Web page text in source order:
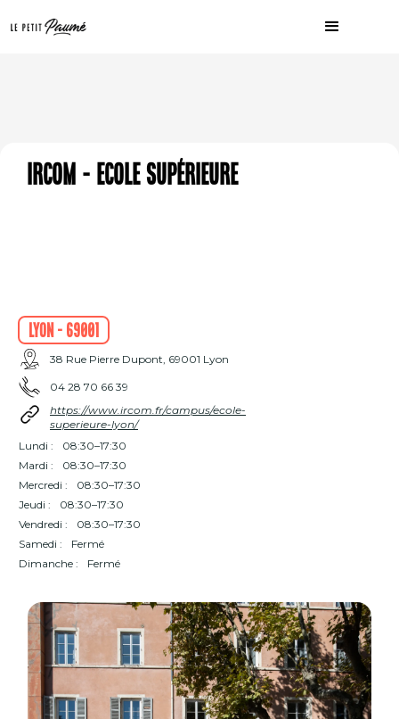
Ircom - Ecole supérieure
Lyon - 69001
38 Rue Pierre Dupont, 69001 Lyon
04 28 70 66 39
https://www.ircom.fr/campus/ecole-
superieure-lyon/
Lundi :
08:30–17:30
Mardi :
08:30–17:30
Mercredi :
08:30–17:30
Jeudi :
08:30–17:30
Vendredi :
08:30–17:30
Samedi :
Fermé
Dimanche :
Fermé